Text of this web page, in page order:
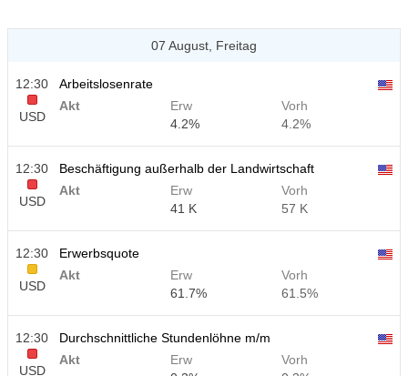
07 August, Freitag
12:30
USD
Arbeitslosenrate
Akt
Erw
4.2%
Vorh
4.2%
12:30
USD
Beschäftigung außerhalb der Landwirtschaft
Akt
Erw
41 K
Vorh
57 K
12:30
USD
Erwerbsquote
Akt
Erw
61.7%
Vorh
61.5%
12:30
USD
Durchschnittliche Stundenlöhne m/m
Akt
Erw
Vorh